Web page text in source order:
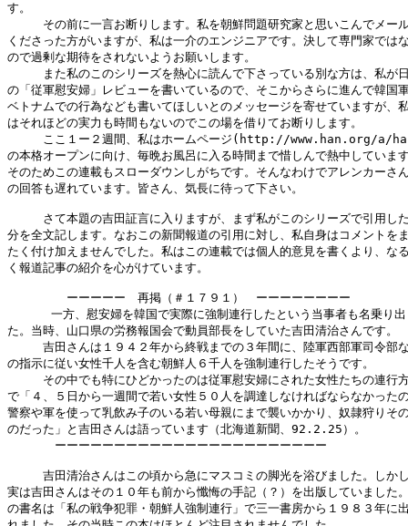
す。
その前に一言お断りします。私を朝鮮問題研究家と思いこんでメー
くださった方がいますが、私は一介のエンジニアです。決して専門家では
ので過剰な期待をされないようお願いします。
また私のこのシリーズを熱心に読んで下さっている別な方は、私が
の「従軍慰安婦」レビューを書いているので、そこからさらに進んで韓国
ベトナムでの行為なども書いてほしいとのメッセージを寄せていますが、
はそれほどの実力も時間もないのでこの場を借りてお断りします。
ここ１ー２週間、私はホームページ(http://www.han.org/a/
の本格オープンに向け、毎晩お風呂に入る時間まで惜しんで熱中していま
そのためこの連載もスローダウンしがちです。そんなわけでアレンカーさ
の回答も遅れています。皆さん、気長に待って下さい。
さて本題の吉田証言に入りますが、まず私がこのシリーズで引用し
分を全文記します。なおこの新聞報道の引用に対し、私自身はコメントを
たく付け加えませんでした。私はこの連載では個人的意見を書くより、な
く報道記事の紹介を心がけています。
ーーーーー　再掲（＃１７９１）　ーーーーーーーー
一方、慰安婦を韓国で実際に強制連行したという当事者も名乗り
た。当時、山口県の労務報国会で動員部長をしていた吉田清治さんです。
吉田さんは１９４２年から終戦までの３年間に、陸軍西部軍司令部
の指示に従い女性千人を含む朝鮮人６千人を強制連行したそうです。
その中でも特にひどかったのは従軍慰安婦にされた女性たちの連行
で「４、５日から一週間で若い女性５０人を調達しなければならなかった
警察や軍を使って乳飲み子のいる若い母親にまで襲いかかり、奴隷狩りそ
のだった」と吉田さんは語っています（北海道新聞、92.2.25）。
ーーーーーーーーーーーーーーーーーーーーーーー
吉田清治さんはこの頃から急にマスコミの脚光を浴びました。しか
実は吉田さんはその１０年も前から懺悔の手記（？）を出版していました
の書名は「私の戦争犯罪・朝鮮人強制連行」で三一書房から１９８３年に